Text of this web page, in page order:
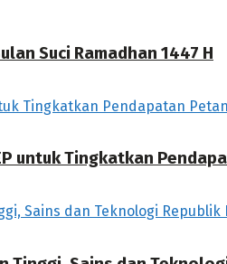
Suci Ramadhan 1447 H
untuk Tingkatkan